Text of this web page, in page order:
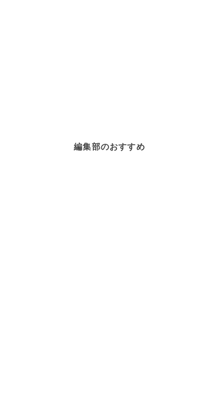
編集部のおすすめ